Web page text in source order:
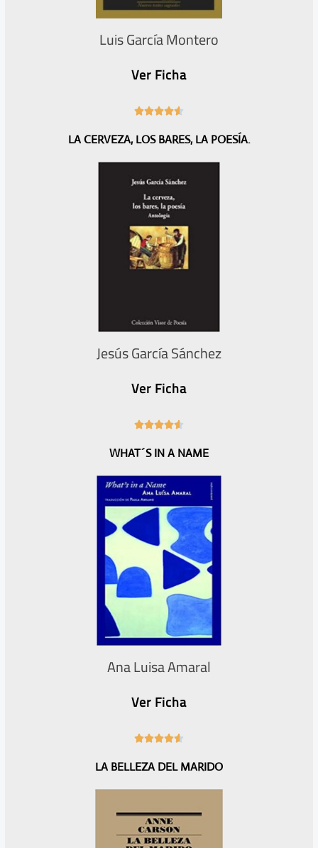
Luis García Montero
Ver Ficha

6
LA CERVEZA, LOS BARES, LA POESÍA.
Jesús García Sánchez
Ver Ficha

6
5
WHAT´S IN A NAME
Ana Luisa Amaral
Ver Ficha

6
LA BELLEZA DEL MARIDO